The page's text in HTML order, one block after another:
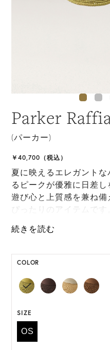
Parker
(パーカー)
￥40,700（税込）
夏に映えるエレガント
るピークが優雅に日差し
遊び心と上質感を兼ね
ぴったりのアイテムです
には個体差がございます
COLOR
SIZE
OS